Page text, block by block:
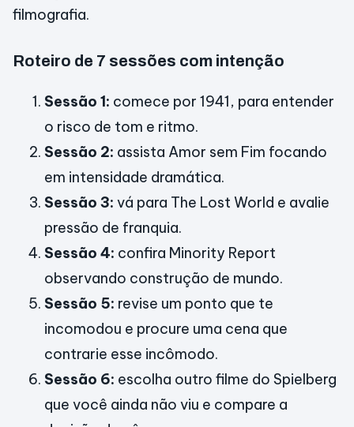
filmografia.
Roteiro de 7 sessões com intenção
Sessão 1: comece por 1941, para entender
o risco de tom e ritmo.
Sessão 2: assista Amor sem Fim focando
em intensidade dramática.
Sessão 3: vá para The Lost World e avalie
pressão de franquia.
Sessão 4: confira Minority Report
observando construção de mundo.
Sessão 5: revise um ponto que te
incomodou e procure uma cena que
contrarie esse incômodo.
Sessão 6: escolha outro filme do Spielberg
que você ainda não viu e compare a